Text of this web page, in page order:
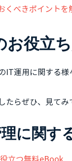
くべきポイントを
お役立
IT運用に関する様
たらぜひ、見てみ
に関す
立つ無料eBook